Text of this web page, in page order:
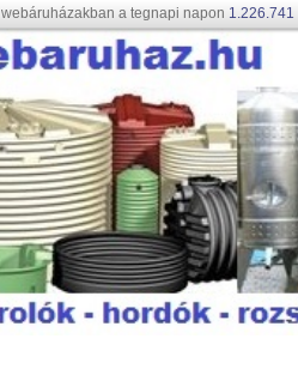
webáruházakban a tegnapi napon 1.226.741